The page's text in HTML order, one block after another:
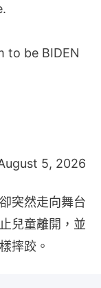
to be BIDEN
5, 2026
突然走向舞台
兒童離開，並
摔跤。